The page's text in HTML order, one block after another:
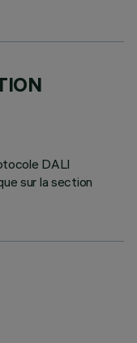
DALI
sur la section